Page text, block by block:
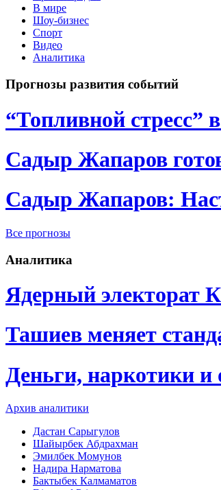
В мире
Шоу-бизнес
Спорт
Видео
Аналитика
Прогнозы развития событий
“Топливной стресс”
Садыр Жапаров
Садыр Жапаров:
Все прогнозы
Аналитика
Ядерный электорат
Ташиев меняет
Деньги, наркотики
Архив аналитики
Дастан Сарыгулов
Шайырбек Абдрахман
Эмилбек Момунов
Надира Нарматова
Бактыбек Калмаматов